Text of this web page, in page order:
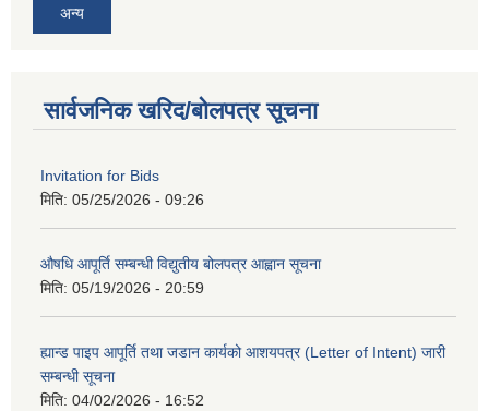
अन्य
सार्वजनिक खरिद/बोलपत्र सूचना
Invitation for Bids
मिति: 05/25/2026 - 09:26
औषधि आपूर्ति सम्बन्धी विद्युतीय बोलपत्र आह्वान सूचना
मिति: 05/19/2026 - 20:59
ह्यान्ड पाइप आपूर्ति तथा जडान कार्यको आशयपत्र (Letter of Intent) जारी
सम्बन्धी सूचना
मिति: 04/02/2026 - 16:52